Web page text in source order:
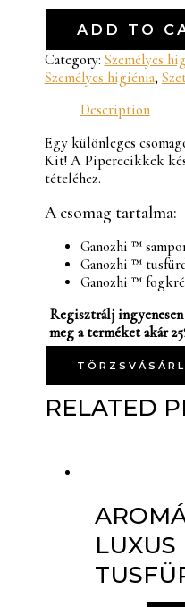
ADD TO
Category: Személyes
Személyes higiénia,
Description
Egy különleges
Kit! A Piperecikkek
tételéhez.
A csomag tartalma:
Ganozhi ™
Ganozhi ™
Ganozhi ™
Regisztrálj
meg a terméket akár
RELATED
LUXUS